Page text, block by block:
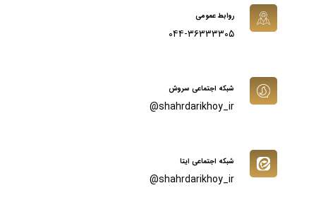
روابط عمومی
۰۴۴-۳۶۳۳۳۳۰۵
شبکه اجتماعی سروش
shahrdarikhoy_ir@
شبکه اجتماعی ایتا
shahrdarikhoy_ir@